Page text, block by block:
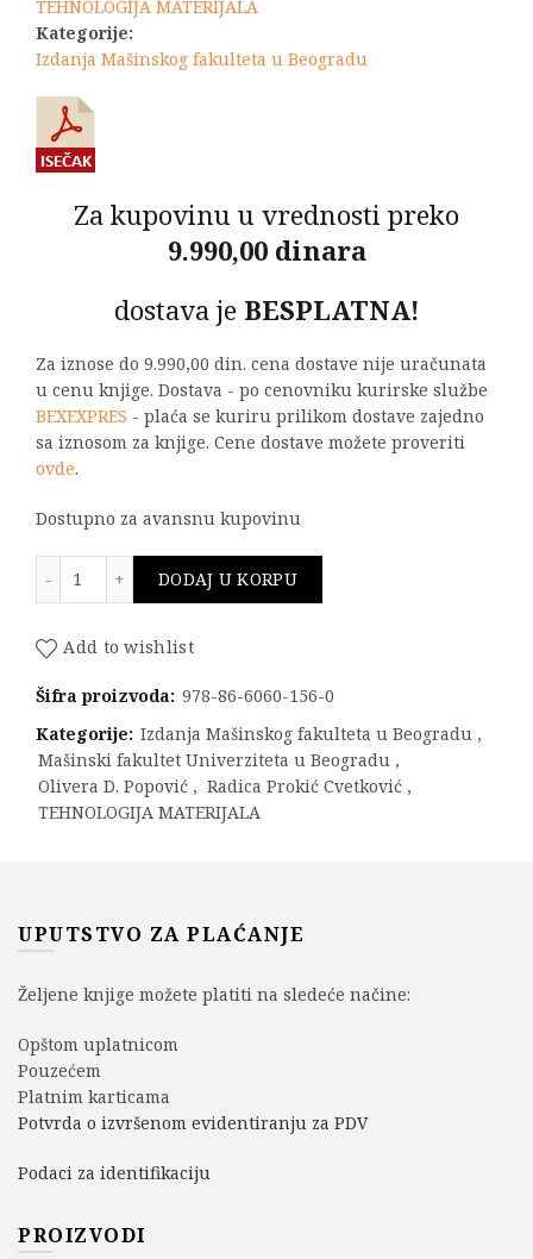
TEHNOLOGIJA MATERIJALA
Kategorije:
Izdanja Mašinskog fakulteta u Beogradu
Za kupovinu u vrednosti preko
9.990,00 dinara
dostava je BESPLATNA!
Za iznose do 9.990,00 din. cena dostave nije uračunata
u cenu knjige. Dostava - po cenovniku kurirske službe
BEXEXPRES - plaća se kuriru prilikom dostave zajedno
sa iznosom za knjige. Cene dostave možete proveriti
ovde.
Dostupno za avansnu kupovinu
DODAJ U KORPU
Add to wishlist
Šifra proizvoda: 978-86-6060-156-0
Kategorije: Izdanja Mašinskog fakulteta u Beogradu ,
Mašinski fakultet Univerziteta u Beogradu ,
Olivera D. Popović , Radica Prokić Cvetković ,
TEHNOLOGIJA MATERIJALA
UPUTSTVO ZA PLAĆANJE
Željene knjige možete platiti na sledeće načine:
Opštom uplatnicom
Pouzećem
Platnim karticama
Potvrda o izvršenom evidentiranju za PDV
Podaci za identifikaciju
PROIZVODI